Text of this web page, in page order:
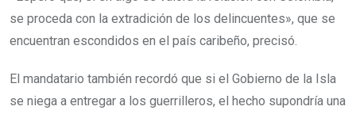
se proceda con la extradición de los delincuentes», que se
encuentran escondidos en el país caribeño, precisó.
El mandatario también recordó que si el Gobierno de la Isla
se niega a entregar a los guerrilleros, el hecho supondría una